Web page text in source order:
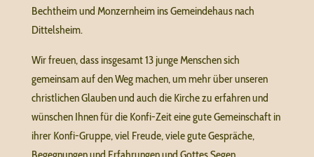
Bechtheim und Monzernheim ins Gemeindehaus nach
Dittelsheim.
Wir freuen, dass insgesamt 13 junge Menschen sich
gemeinsam auf den Weg machen, um mehr über unseren
christlichen Glauben und auch die Kirche zu erfahren und
wünschen Ihnen für die Konfi-Zeit eine gute Gemeinschaft in
ihrer Konfi-Gruppe, viel Freude, viele gute Gespräche,